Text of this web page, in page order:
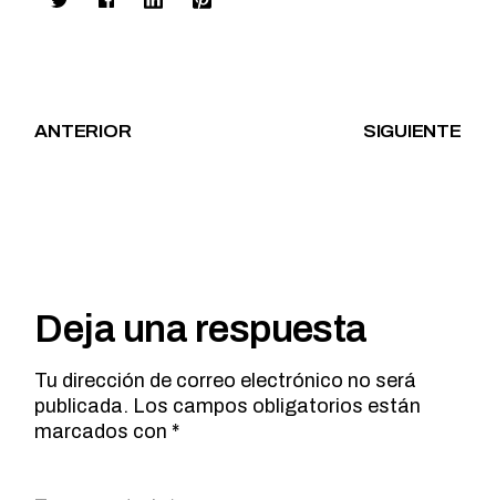
ANTERIOR SIGUIENTE
Deja una respuesta
Tu dirección de correo electrónico no será
publicada. Los campos obligatorios están
marcados con *